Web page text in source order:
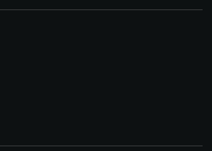
del sito e non